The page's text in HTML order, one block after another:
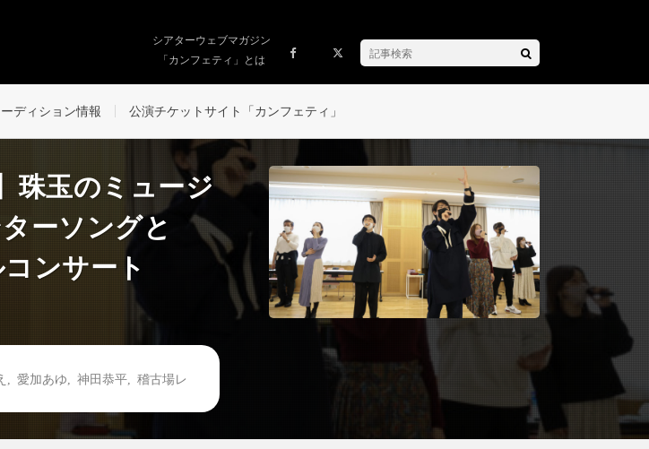
シアターウェブマガジン
「カンフェティ」とは
ディション情報 公演チケットサイト「カンフェティ」
珠玉のミュージ
ーソングと
ンサート
愛加あゆ 神田恭平
稽古場レ